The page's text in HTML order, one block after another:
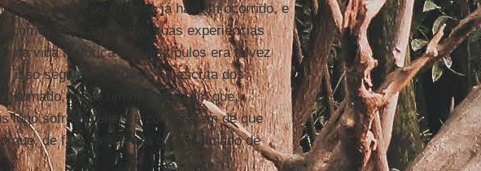
seja, todos os eventos já haviam ocorrido, e
começaram a registrar suas experiências
na vida histórica dos discípulos era talvez
isso seguiam Jesus — na escrita dos
como um momento em que,
logo sofreria, eles se convenciam de que
de fato, Jesus era o Filho amado de